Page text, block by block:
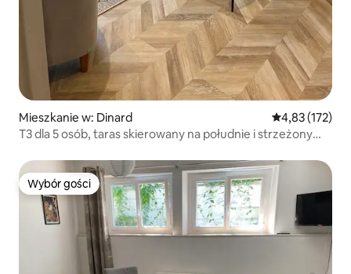
Mieszkanie w: Dinard Średnia
4,83 (172)
T3 dla 5 osób, taras skierowany na południe i strzeżony
Wybór gości
Wybór gości